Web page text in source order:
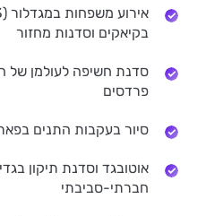
בקיאקים וסדנות מחזור
פרדסים
סיור בעקבות התנים בפארק
חברתי-סביבתי